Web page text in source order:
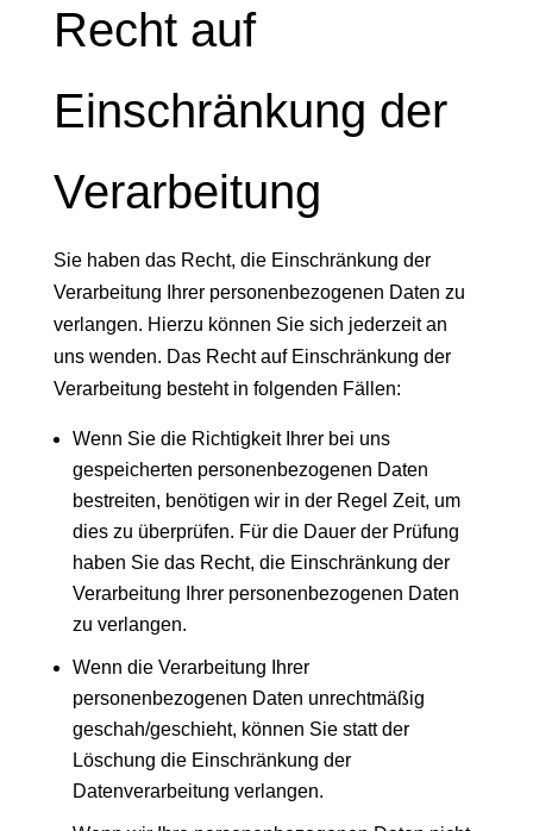
Recht auf
Einschränkung der
Verarbeitung
Sie haben das Recht, die Einschränkung der
Verarbeitung Ihrer personenbezogenen Daten zu
verlangen. Hierzu können Sie sich jederzeit an
uns wenden. Das Recht auf Einschränkung der
Verarbeitung besteht in folgenden Fällen:
Wenn Sie die Richtigkeit Ihrer bei uns
gespeicherten personenbezogenen Daten
bestreiten, benötigen wir in der Regel Zeit, um
dies zu überprüfen. Für die Dauer der Prüfung
haben Sie das Recht, die Einschränkung der
Verarbeitung Ihrer personenbezogenen Daten
zu verlangen.
Wenn die Verarbeitung Ihrer
personenbezogenen Daten unrechtmäßig
geschah/geschieht, können Sie statt der
Löschung die Einschränkung der
Datenverarbeitung verlangen.